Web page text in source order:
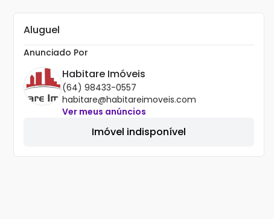
Aluguel
Anunciado Por
Habitare Imóveis
(64) 98433-0557
habitare@habitareimoveis.com
Ver meus anúncios
Imóvel indisponível